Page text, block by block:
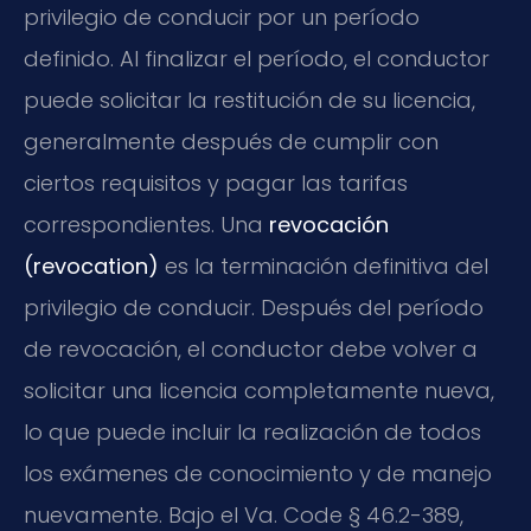
privilegio de conducir por un período
definido. Al finalizar el período, el conductor
puede solicitar la restitución de su licencia,
generalmente después de cumplir con
ciertos requisitos y pagar las tarifas
correspondientes. Una revocación
(revocation) es la terminación definitiva del
privilegio de conducir. Después del período
de revocación, el conductor debe volver a
solicitar una licencia completamente nueva,
lo que puede incluir la realización de todos
los exámenes de conocimiento y de manejo
nuevamente. Bajo el Va. Code § 46.2-389,